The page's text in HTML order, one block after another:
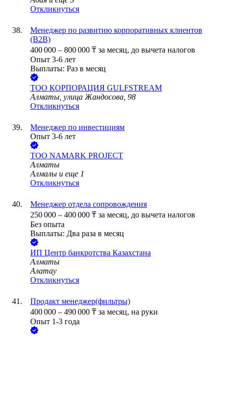
Откликнуться
Менеджер по развитию корпоративных клиентов
(B2B)
400 000 – 800 000 ₸ за месяц, до вычета налогов
Опыт 3-6 лет
Выплаты: Раз в месяц
ТОО КОРПОРАЦИЯ GULFSTREAM
Алматы, улица Жандосова, 98
Откликнуться
Менеджер по инвестициям
Опыт 3-6 лет
ТОО NAMARK PROJECT
Алматы
Алмалы и еще 1
Откликнуться
Менеджер отдела сопровождения
250 000 – 400 000 ₸ за месяц, до вычета налогов
Без опыта
Выплаты: Два раза в месяц
ИП Центр банкротства Казахстана
Алматы
Алатау
Откликнуться
Продакт менеджер(фильтры)
400 000 – 490 000 ₸ за месяц, на руки
Опыт 1-3 года